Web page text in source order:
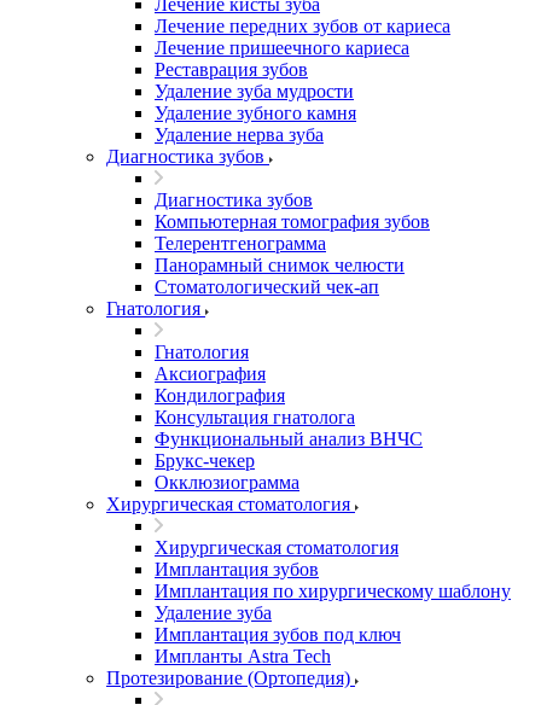
Лечение передних зубов от кариеса
Лечение пришеечного кариеса
Реставрация зубов
Удаление зуба мудрости
Удаление зубного камня
Удаление нерва зуба
Диагностика зубов
Диагностика зубов
Компьютерная томография зубов
Телерентгенограмма
Панорамный снимок челюсти
Стоматологический чек-ап
Гнатология
Гнатология
Аксиография
Кондилография
Консультация гнатолога
Функциональный анализ ВНЧС
Брукс-чекер
Окклюзиограмма
Хирургическая стоматология
Хирургическая стоматология
Имплантация зубов
Имплантация по хирургическому шаблону
Удаление зуба
Имплантация зубов под ключ
Импланты Astra Tech
Протезирование (Ортопедия)